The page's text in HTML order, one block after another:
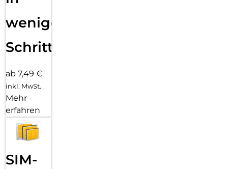
wenigen
Schritten
ab 7,49 €
inkl. MwSt.
Mehr
erfahren
SIM-